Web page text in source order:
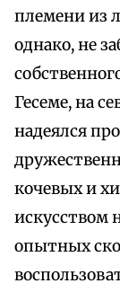
племени из
однако, не
Гесеме, на
надеялся
кочевых и
искусством
опытных